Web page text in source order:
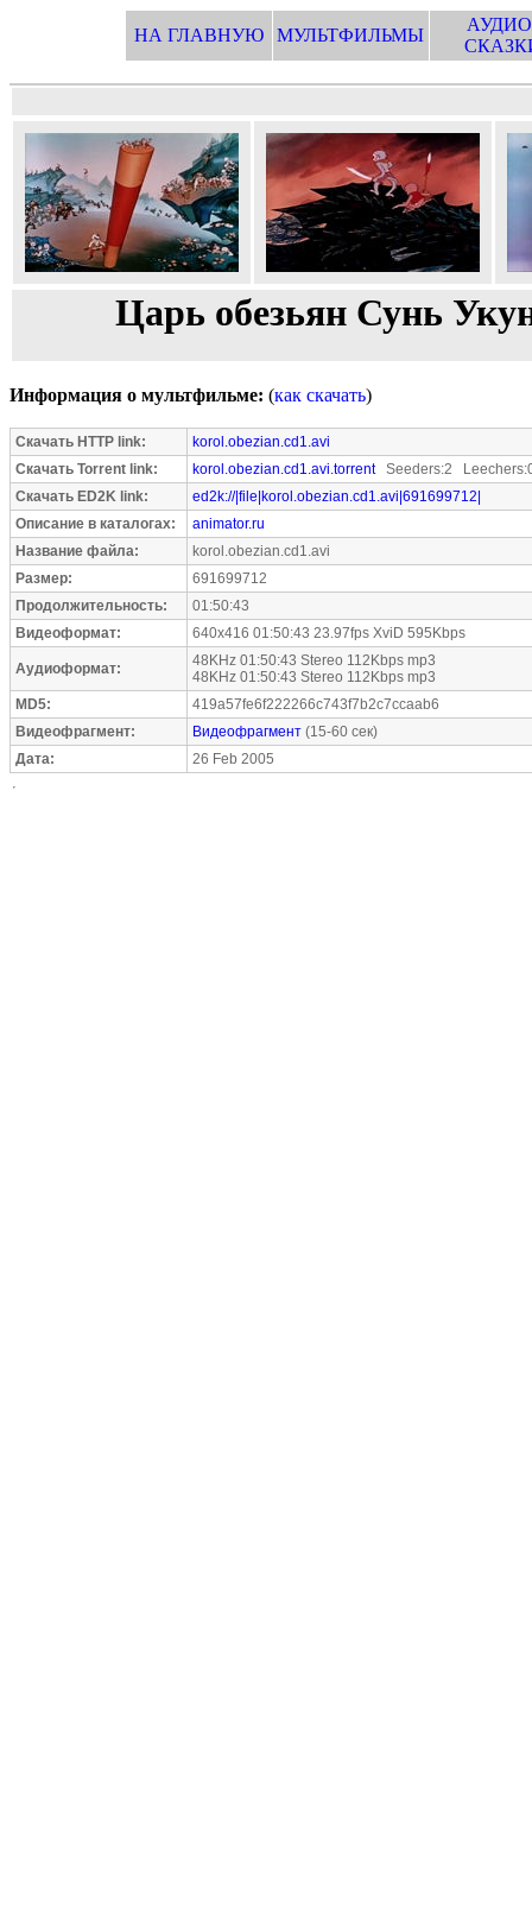
НА ГЛАВНУЮ МУЛЬТФИЛЬМЫ
Царь обезьян Сунь
Информация о мультфильме: (как скачать)
Скачать HTTP link:
korol.obezian.cd1.avi
Скачать Torrent link:
korol.obezian.cd1.avi.torrentSeeders:2
Скачать ED2K link:
ed2k://|file|korol.obezian.cd1.avi|691699712|
Описание в каталогах:
animator.ru
Название файла:
korol.obezian.cd1.avi
Размер:
691699712
Продолжительность:
01:50:43
Видеоформат:
640x416 01:50:43 23.97fps XviD 595Kbps
Аудиоформат:
48KHz 01:50:43 Stereo 112Kbps mp3
48KHz 01:50:43 Stereo 112Kbps mp3
MD5:
419a57fe6f222266c743f7b2c7ccaab6
Видеофрагмент:
Видеофрагмент (15-60 сек)
Дата:
26 Feb 2005